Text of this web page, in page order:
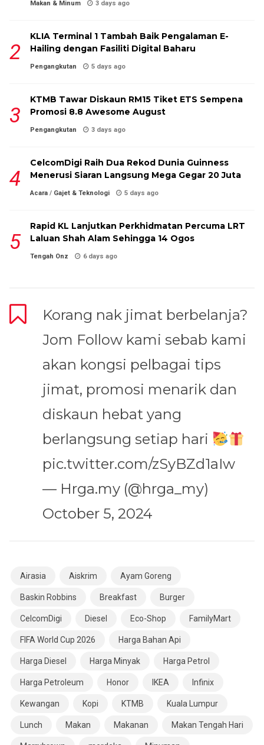
Makan & Minum 3 days ago
KLIA Terminal 1 Tambah Baik Pengalaman E-
Hailing dengan Fasiliti Digital Baharu
Pengangkutan 5 days ago
KTMB Tawar Diskaun RM15 Tiket ETS Sempena
Promosi 8.8 Awesome August
Pengangkutan 3 days ago
CelcomDigi Raih Dua Rekod Dunia Guinness
Menerusi Siaran Langsung Mega Gegar 20 Juta
Acara / Gajet & Teknologi 5 days ago
Rapid KL Lanjutkan Perkhidmatan Percuma LRT
Laluan Shah Alam Sehingga 14 Ogos
Tengah Onz 6 days ago
Korang nak jimat berbelanja?
Jom Follow kami sebab kami
akan kongsi pelbagai tips
jimat, promosi menarik dan
diskaun hebat yang
berlangsung setiap hari
pic.twitter.com/zSyBZd1aIw
— Hrga.my (@hrga_my)
October 5, 2024
Airasia Aiskrim Ayam Goreng
Baskin Robbins Breakfast Burger
CelcomDigi Diesel Eco-Shop FamilyMart
FIFA World Cup 2026 Harga Bahan Api
Harga Diesel Harga Minyak Harga Petrol
Harga Petroleum Honor IKEA Infinix
Kewangan Kopi KTMB Kuala Lumpur
Lunch Makan Makanan Makan Tengah Hari